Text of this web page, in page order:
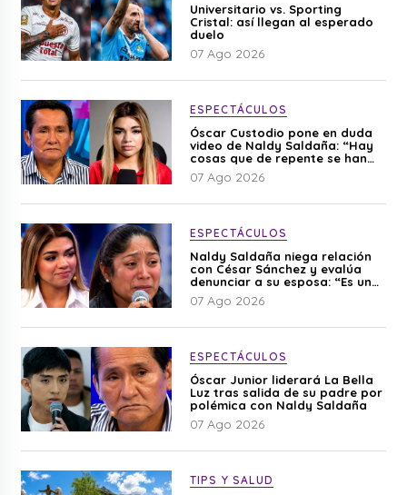
Universitario vs. Sporting
Cristal: así llegan al esperado
duelo
07 Ago 2026
ESPECTÁCULOS
Óscar Custodio pone en duda
video de Naldy Saldaña: “Hay
cosas que de repente se han
editado”
07 Ago 2026
ESPECTÁCULOS
Naldy Saldaña niega relación
con César Sánchez y evalúa
denunciar a su esposa: “Es una
difamación”
07 Ago 2026
ESPECTÁCULOS
Óscar Junior liderará La Bella
Luz tras salida de su padre por
polémica con Naldy Saldaña
07 Ago 2026
TIPS Y SALUD